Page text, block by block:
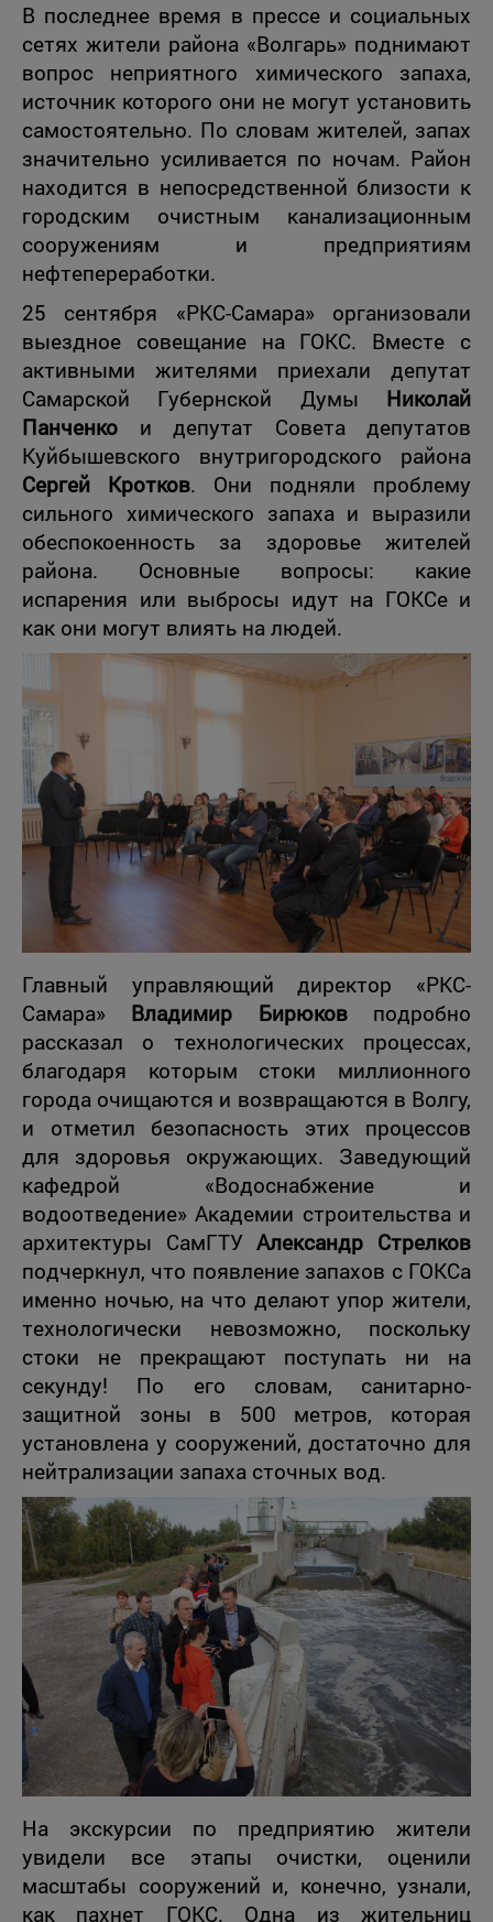
В последнее время в прессе и социальных
сетях жители района «Волгарь» поднимают
вопрос неприятного химического запаха,
источник которого они не могут установить
самостоятельно. По словам жителей, запах
значительно усиливается по ночам. Район
находится в непосредственной близости к
городским очистным канализационным
сооружениям и предприятиям
нефтепереработки.
25 сентября «РКС-Самара» организовали
выездное совещание на ГОКС. Вместе с
активными жителями приехали депутат
Самарской Губернской Думы Николай
Панченко и депутат Совета депутатов
Куйбышевского внутригородского района
Сергей Кротков. Они подняли проблему
сильного химического запаха и выразили
обеспокоенность за здоровье жителей
района. Основные вопросы: какие
испарения или выбросы идут на ГОКСе и
как они могут влиять на людей.
Главный управляющий директор «РКС-
Самара» Владимир Бирюковподробно
рассказал о технологических процессах,
благодаря которым стоки миллионного
города очищаются и возвращаются в Волгу,
и отметил безопасность этих процессов
для здоровья окружающих. Заведующий
кафедрой «Водоснабжение и
водоотведение» Академии строительства и
архитектуры СамГТУАлександр Стрелков
подчеркнул, что появление запахов с ГОКСа
именно ночью, на что делают упор жители,
технологически невозможно, поскольку
стоки не прекращают поступать ни на
секунду! По его словам, санитарно-
защитной зоны в 500 метров, которая
установлена у сооружений, достаточно для
нейтрализации запаха сточных вод.
На экскурсии по предприятию жители
увидели все этапы очистки, оценили
масштабы сооружений и, конечно, узнали,
как пахнет ГОКС. Одна из жительниц